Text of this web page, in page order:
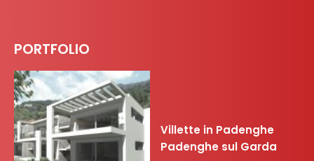
PORTFOLIO
Villette in Padenghe
Padenghe sul Garda